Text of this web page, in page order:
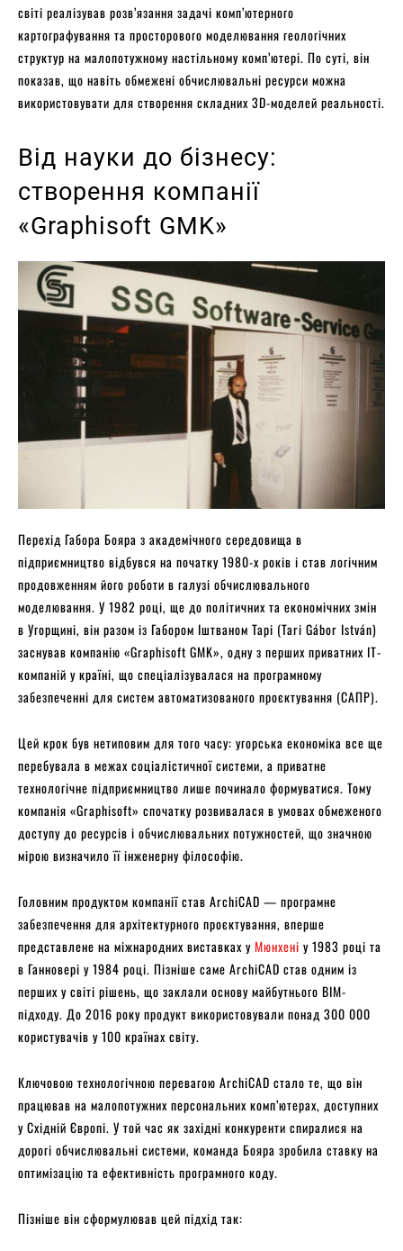
світі реалізував розв’язання задачі комп’ютерного
картографування та просторового моделювання геологічних
структур на малопотужному настільному комп’ютері. По суті, він
показав, що навіть обмежені обчислювальні ресурси можна
використовувати для створення складних 3D-моделей реальності.
Від науки до бізнесу:
створення компанії
«Graphisoft GMK»
Перехід Габора Бояра з академічного середовища в
підприємництво відбувся на початку 1980-х років і став логічним
продовженням його роботи в галузі обчислювального
моделювання. У 1982 році, ще до політичних та економічних змін
в Угорщині, він разом із Габором Іштваном Тарі (Tari Gábor István)
заснував компанію «Graphisoft GMK», одну з перших приватних IT-
компаній у країні, що спеціалізувалася на програмному
забезпеченні для систем автоматизованого проєктування (САПР).
Цей крок був нетиповим для того часу: угорська економіка все ще
перебувала в межах соціалістичної системи, а приватне
технологічне підприємництво лише починало формуватися. Тому
компанія «Graphisoft» спочатку розвивалася в умовах обмеженого
доступу до ресурсів і обчислювальних потужностей, що значною
мірою визначило її інженерну філософію.
Головним продуктом компанії став ArchiCAD — програмне
забезпечення для архітектурного проєктування, вперше
представлене на міжнародних виставках уМюнхені у 1983 році та
в Ганновері у 1984 році. Пізніше саме ArchiCAD став одним із
перших у світі рішень, що заклали основу майбутнього BIM-
підходу. До 2016 року продукт використовували понад 300 000
користувачів у 100 країнах світу.
Ключовою технологічною перевагою ArchiCAD стало те, що він
працював на малопотужних персональних комп’ютерах, доступних
у Східній Європі. У той час як західні конкуренти спиралися на
дорогі обчислювальні системи, команда Бояра зробила ставку на
оптимізацію та ефективність програмного коду.
Пізніше він сформулював цей підхід так: